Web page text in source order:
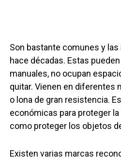
Son bastante comunes y
hace décadas. Estas
manuales, no ocupan
quitar. Vienen en diferentes
o lona de gran resistencia.
económicas para proteger
como proteger los objetos
Existen varias marcas